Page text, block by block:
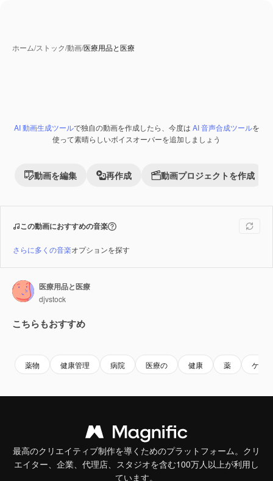
ホーム/ストック/動画/医療用品と医療
Premium
AI 動画生成ツールで独自の動画を作成したら、今度は AI 音声合成ツールを
使って素晴らしいボイスオーバーを追加しましょう
動画を編集 再作成 動画プロジェクトを作成
この動画におすすめの音楽
さらに多くの音楽オプションを探す
医療用品と医療
djvstock
こちらもおすすめ
薬物 健康管理 病院 医療の 健康 薬 ケア
最高のクリエイティブ制作を導くためのプラットフォーム。クリ
エイター、企業、代理店、スタジオを含む100万人以上が利用し
ています。